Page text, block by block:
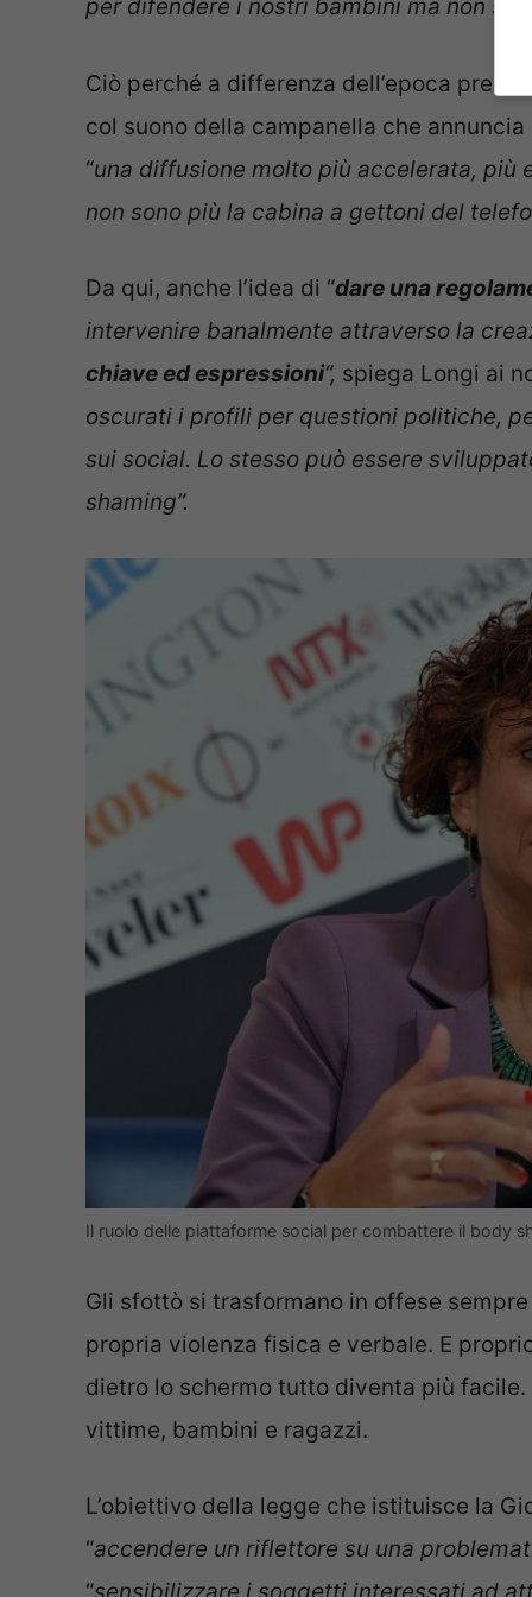
per difendere i nostri bambini ma non
Ciò perché a differenza dell’epoca pre-
col suono della campanella che
“una diffusione molto più accelerata, più
non sono più la cabina a gettoni del
Da qui, anche l’idea di “dare una
intervenire banalmente attraverso la
chiave ed espressioni“, spiega Longi ai
oscurati i profili per questioni politiche,
sui social. Lo stesso può essere
shaming”.
Il ruolo delle piattaforme social per combattere il body
Gli sfottò si trasformano in offese
propria violenza fisica e verbale. E
dietro lo schermo tutto diventa più
vittime, bambini e ragazzi.
L’obiettivo della legge che istituisce la
“accendere un riflettore su una